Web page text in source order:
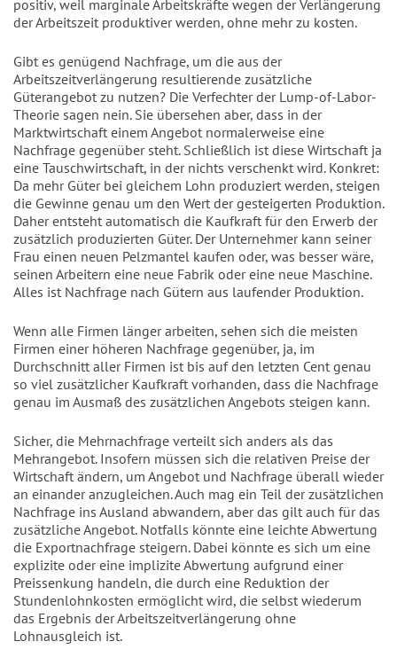
positiv, weil marginale Arbeitskräfte wegen der Verlängerung
der Arbeitszeit produktiver werden, ohne mehr zu kosten.
Gibt es genügend Nachfrage, um die aus der
Arbeitszeitverlängerung resultierende zusätzliche
Güterangebot zu nutzen? Die Verfechter der Lump-of-Labor-
Theorie sagen nein. Sie übersehen aber, dass in der
Marktwirtschaft einem Angebot normalerweise eine
Nachfrage gegenüber steht. Schließlich ist diese Wirtschaft ja
eine Tauschwirtschaft, in der nichts verschenkt wird. Konkret:
Da mehr Güter bei gleichem Lohn produziert werden, steigen
die Gewinne genau um den Wert der gesteigerten Produktion.
Daher entsteht automatisch die Kaufkraft für den Erwerb der
zusätzlich produzierten Güter. Der Unternehmer kann seiner
Frau einen neuen Pelzmantel kaufen oder, was besser wäre,
seinen Arbeitern eine neue Fabrik oder eine neue Maschine.
Alles ist Nachfrage nach Gütern aus laufender Produktion.
Wenn alle Firmen länger arbeiten, sehen sich die meisten
Firmen einer höheren Nachfrage gegenüber, ja, im
Durchschnitt aller Firmen ist bis auf den letzten Cent genau
so viel zusätzlicher Kaufkraft vorhanden, dass die Nachfrage
genau im Ausmaß des zusätzlichen Angebots steigen kann.
Sicher, die Mehrnachfrage verteilt sich anders als das
Mehrangebot. Insofern müssen sich die relativen Preise der
Wirtschaft ändern, um Angebot und Nachfrage überall wieder
an einander anzugleichen. Auch mag ein Teil der zusätzlichen
Nachfrage ins Ausland abwandern, aber das gilt auch für das
zusätzliche Angebot. Notfalls könnte eine leichte Abwertung
die Exportnachfrage steigern. Dabei könnte es sich um eine
explizite oder eine implizite Abwertung aufgrund einer
Preissenkung handeln, die durch eine Reduktion der
Stundenlohnkosten ermöglicht wird, die selbst wiederum
das Ergebnis der Arbeitszeitverlängerung ohne
Lohnausgleich ist.